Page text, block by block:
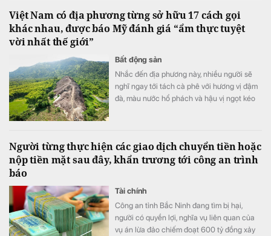
Việt Nam có địa phương từng sở hữu 17 cách gọi
khác nhau, được báo Mỹ đánh giá “ẩm thực tuyệt
vời nhất thế giới”
Bất động sản
Nhắc đến địa phương này, nhiều người sẽ
nghĩ ngay tới tách cà phê với hương vị đậm
đà, màu nước hổ phách và hậu vị ngọt kéo
Người từng thực hiện các giao dịch chuyển tiền hoặc
nộp tiền mặt sau đây, khẩn trương tới công an trình
báo
Tài chính
Công an tỉnh Bắc Ninh đang tìm bị hại,
người có quyền lợi, nghĩa vụ liên quan của
vụ án lừa đảo chiếm đoạt 600 tỷ đồng xảy